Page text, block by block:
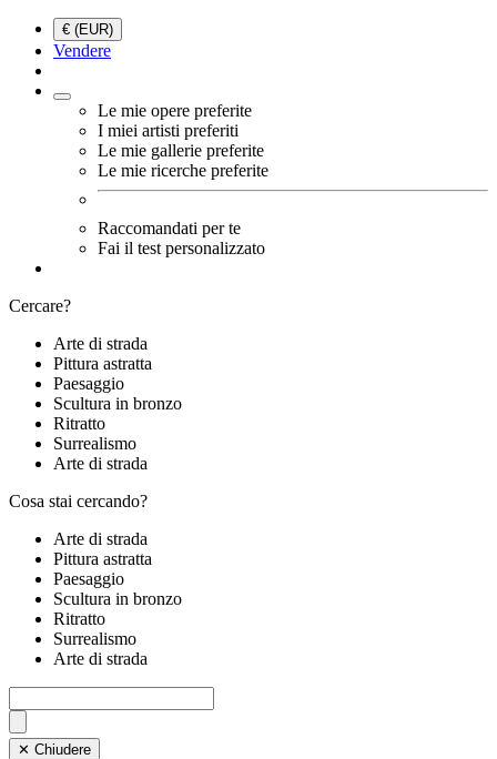
€ (EUR)
Vendere
Le mie opere preferite
I miei artisti preferiti
Le mie gallerie preferite
Le mie ricerche preferite
Raccomandati per te
Fai il test personalizzato
Cercare?
Arte di strada
Pittura astratta
Paesaggio
Scultura in bronzo
Ritratto
Surrealismo
Arte di strada
Cosa stai cercando?
Arte di strada
Pittura astratta
Paesaggio
Scultura in bronzo
Ritratto
Surrealismo
Arte di strada
✕ Chiudere